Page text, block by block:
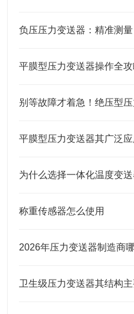
负压压力变送器：精准测
平膜型压力变送器其广泛
为什么选择一体化温度变
称重传感器怎么使用
2026年压力变送器制造商
卫生级压力变送器其结构